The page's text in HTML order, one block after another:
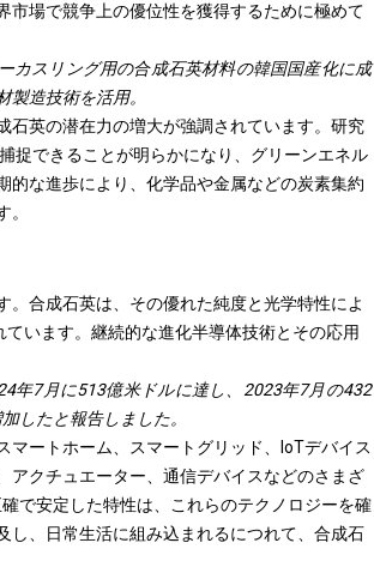
市場で競争上の優位性を獲得するために極めて
カスリング用の合成石英材料の韓国国産化に成
造技術を活用。
石英の潜在力の増大が強調されています。研究
捉できることが明らかになり、グリーンエネル
的な進歩により、化学品や金属などの炭素集約
合成石英は、その優れた純度と光学特性によ
ています。継続的な進化半導体技術とその応用
年7月に513億米ドルに達し、2023年7月の432
したと報告しました。
マートホーム 、スマートグリッド、IoTデバイス
アクチュエーター、通信デバイスなどのさまざ
で安定した特性は、これらのテクノロジーを確
し、日常生活に組み込まれるにつれて、合成石